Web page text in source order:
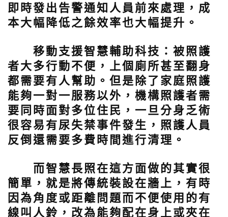
即時發出告警通知人員前來處理，成
本大幅降低之餘效率也大幅提升。
移動支援智慧輔助科技： 被照護
者大多行動不便，上個廁所甚至翻身
都需要有人幫助。但是除了家庭照護
能夠一對一服務以外，機構照護者需
要同時面對多位住民，一旦分身乏術
很容易有尿失禁事件發生，照護人員
反倒還需要多費時間進行清理。
而智慧長照在這方面做的其實很
簡單，就是將傳統裝設在牆上，有時
因為角度或距離問題而不便使用的有
線叫人鈴，改為能夠配在身上或夾在